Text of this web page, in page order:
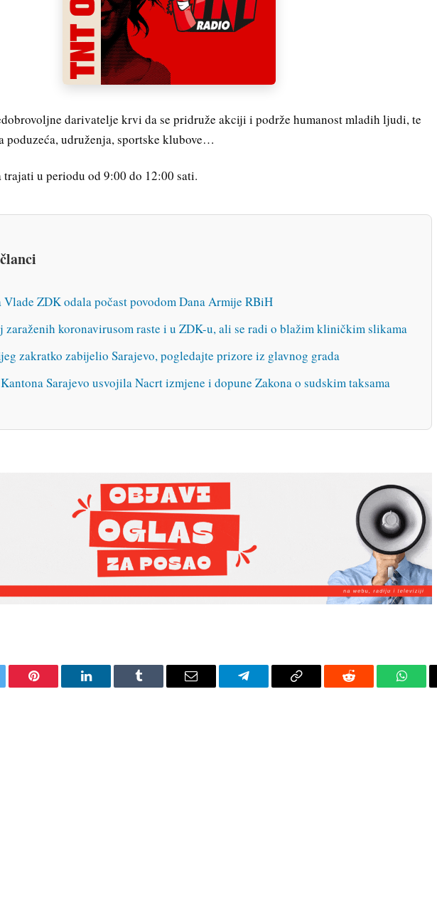
darivatelje krvi da se pridruže akciji i podrže humanost mladih ljudi, te
poduzeća, udruženja, sportske klubove…
trajati u periodu od 9:00 do 12:00 sati.
Vlade ZDK odala počast povodom Dana Armije RBiH
zaraženih koronavirusom raste i u ZDK-u, ali se radi o blažim kliničkim slikama
zakratko zabijelio Sarajevo, pogledajte prizore iz glavnog grada
Sarajevo usvojila Nacrt izmjene i dopune Zakona o sudskim taksama
Pinterest LinkedIn Tumblr Email Telegram Copy
Reddit